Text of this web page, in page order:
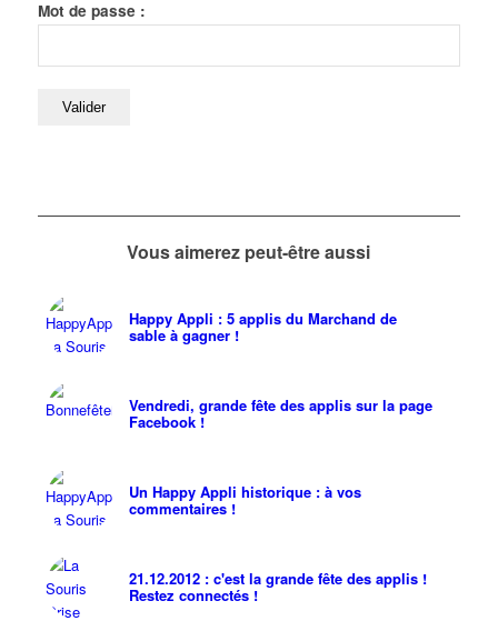
Mot de passe :
Vous aimerez peut-être aussi
Happy Appli : 5 applis du Marchand de
sable à gagner !
Vendredi, grande fête des applis sur la page
Facebook !
Un Happy Appli historique : à vos
commentaires !
21.12.2012 : c'est la grande fête des applis !
Restez connectés !